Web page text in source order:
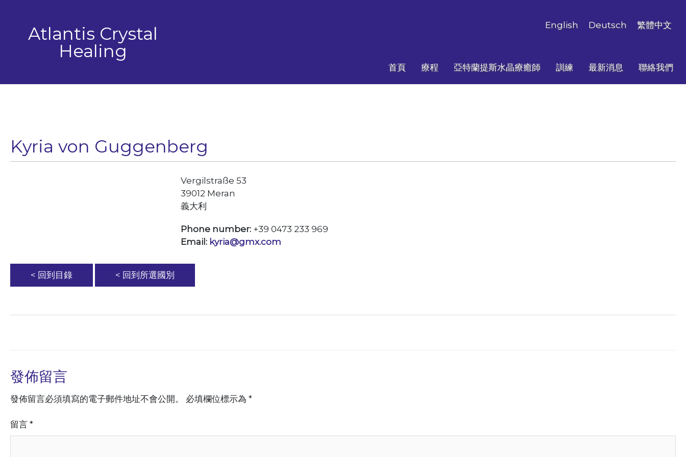
Atlantis Crystal
Healing
English Deutsch 繁體中文
首頁 療程 亞特蘭提斯水晶療癒師 訓練 最新消息 聯絡我們
Kyria von Guggenberg
Vergilstraße 53
39012 Meran
義大利
Phone number: +39 0473 233 969
Email: kyria@gmx.com
< 回到目錄 < 回到所選國別
發佈留言
發佈留言必須填寫的電子郵件地址不會公開。 必填欄位標示為 *
留言 *